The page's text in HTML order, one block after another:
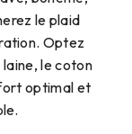
le plaid
Optez
le coton
optimal et